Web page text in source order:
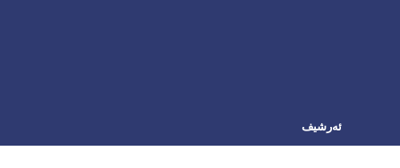
ئه‌رشیف